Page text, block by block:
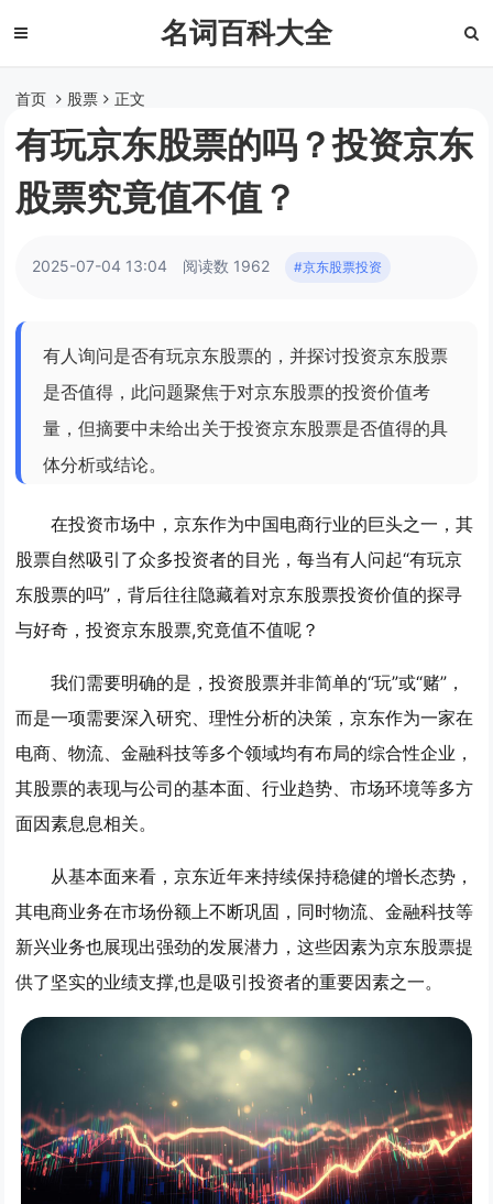
名词百科大全
首页 股票 正文
有玩京东股票的吗？投资京东
股票究竟值不值？
2025-07-04 13:04 阅读数 1962 #京东股票投资
有人询问是否有玩京东股票的，并探讨投资京东股票
是否值得，此问题聚焦于对京东股票的投资价值考
量，但摘要中未给出关于投资京东股票是否值得的具
体分析或结论。
在投资市场中，京东作为中国电商行业的巨头之一，其
股票自然吸引了众多投资者的目光，每当有人问起“有玩京
东股票的吗”，背后往往隐藏着对京东股票投资价值的探寻
与好奇，投资京东股票,究竟值不值呢？
我们需要明确的是，投资股票并非简单的“玩”或“赌”，
而是一项需要深入研究、理性分析的决策，京东作为一家在
电商、物流、金融科技等多个领域均有布局的综合性企业，
其股票的表现与公司的基本面、行业趋势、市场环境等多方
面因素息息相关。
从基本面来看，京东近年来持续保持稳健的增长态势，
其电商业务在市场份额上不断巩固，同时物流、金融科技等
新兴业务也展现出强劲的发展潜力，这些因素为京东股票提
供了坚实的业绩支撑,也是吸引投资者的重要因素之一。